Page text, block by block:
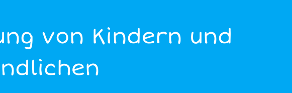
von Kindern und